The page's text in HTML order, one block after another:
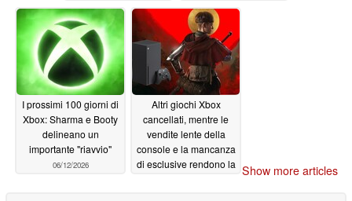
06/16/2026
«Interrompere
l'esperienza di gioco
sarebbe negativo»
06/16/2026
I prossimi 100 giorni di
Xbox: Sharma e Booty
delineano un
importante "riavvio"
06/12/2026
Altri giochi Xbox
cancellati, mentre le
vendite lente della
console e la mancanza
di esclusive rendono la Show more articles